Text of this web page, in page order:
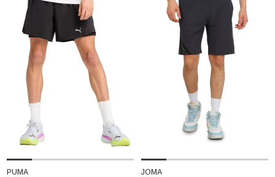
PUMA JOMA